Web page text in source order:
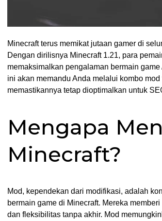
Minecraft terus memikat jutaan gamer di
Dengan dirilisnya Minecraft 1.21, para
memaksimalkan pengalaman bermain
ini akan memandu Anda melalui kombo
memastikannya tetap dioptimalkan untuk
Mengapa
Minecraft?
Mod, kependekan dari modifikasi, adalah
bermain game di Minecraft. Mereka
dan fleksibilitas tanpa akhir. Mod